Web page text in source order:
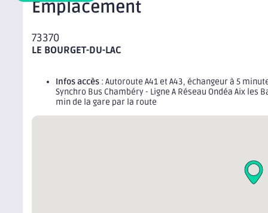
Emplacement
73370
LE BOURGET-DU-LAC
Infos accès : Autoroute A41 et A43, échangeur à 5
Synchro Bus Chambéry - Ligne A Réseau Ondéa Aix les
min de la gare par la route